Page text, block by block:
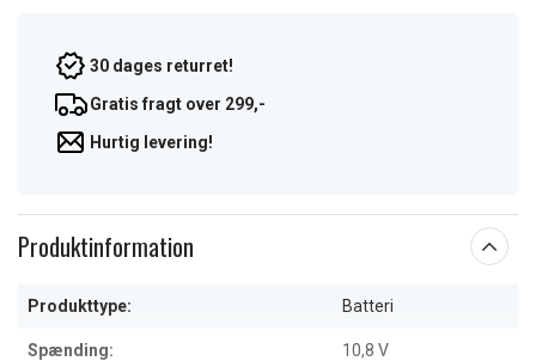
30 dages returret!
Gratis fragt over 299,-
Hurtig levering!
Produktinformation
Produkttype: Batteri
Spænding: 10,8 V